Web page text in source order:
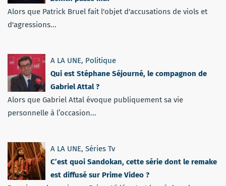
Alors que Patrick Bruel fait l'objet d'accusations de viols et
d'agressions...
A LA UNE, Politique
Qui est Stéphane Séjourné, le compagnon de
Gabriel Attal ?
Alors que Gabriel Attal évoque publiquement sa vie
personnelle à l’occasion...
A LA UNE, Séries Tv
C’est quoi Sandokan, cette série dont le remake
est diffusé sur Prime Video ?